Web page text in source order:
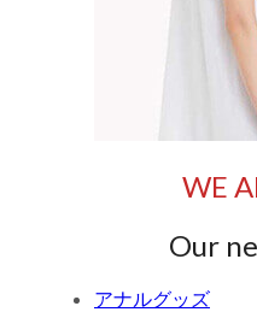
WE
Our
アナルグッズ